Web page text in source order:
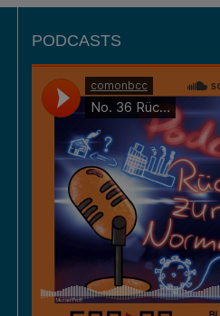
PODCASTS